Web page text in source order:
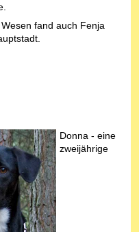
fand auch Fenja
Donna - eine
zweijährige